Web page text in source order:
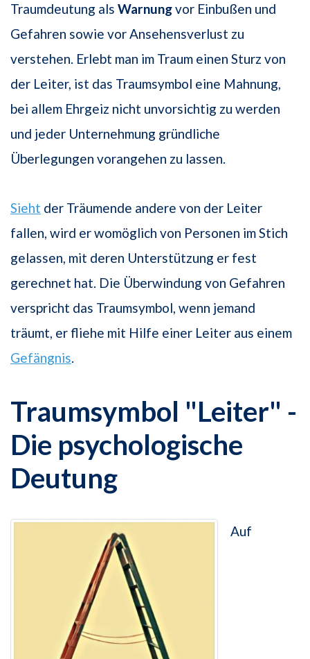
Traumdeutung als Warnungvor Einbußen und
Gefahren sowie vor Ansehensverlust zu
verstehen. Erlebt man im Traum einen Sturz von
der Leiter, ist das Traumsymbol eine Mahnung,
bei allem Ehrgeiz nicht unvorsichtig zu werden
und jeder Unternehmung gründliche
Überlegungen vorangehen zu lassen.
Sieht der Träumende andere von der Leiter
fallen, wird er womöglich von Personen im Stich
gelassen, mit deren Unterstützung er fest
gerechnet hat. Die Überwindung von Gefahren
verspricht das Traumsymbol, wenn jemand
träumt, er fliehe mit Hilfe einer Leiter aus einem
Gefängnis.
Traumsymbol "Leiter" -
Die psychologische
Deutung
Auf